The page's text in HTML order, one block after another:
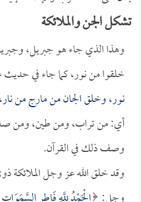
تشكل الجن والملائكة
وهذا الذي جاء هو جبريل،
خلقوا من نور، كما جاء في حديث
نور، وخلق الجان من مارج من
أي: من تراب، ومن طين، ومن
وصف ذلك في القرآن.
وقد خلق الله عز وجل الملائكة